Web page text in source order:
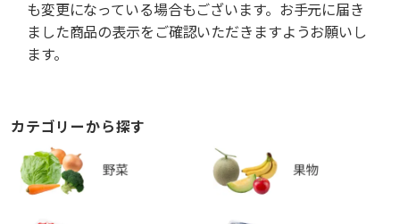
も変更になっている場合もございます。お手元に届き
ました商品の表示をご確認いただきますようお願いし
ます。
カテゴリーから探す